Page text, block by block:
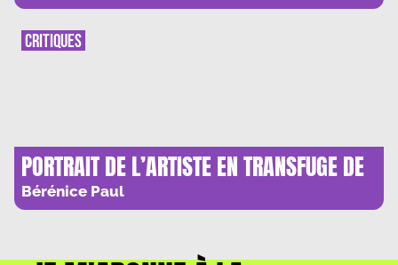
PORTRAIT DE L’ARTISTE EN TRANSFUGE DE
CLASSE
Bérénice Paul
CRITIQUES